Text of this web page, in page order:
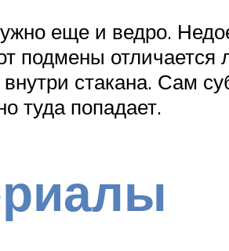
еще и ведро.
подмены отличается
стакана. Сам
туда попадает.